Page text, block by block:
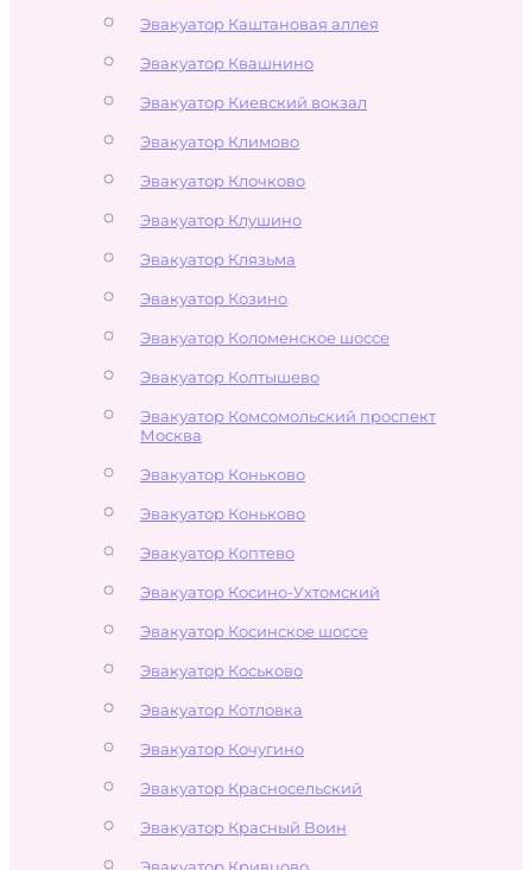
Эвакуатор Каштановая аллея
Эвакуатор Квашнино
Эвакуатор Киевский вокзал
Эвакуатор Климово
Эвакуатор Клочково
Эвакуатор Клушино
Эвакуатор Клязьма
Эвакуатор Козино
Эвакуатор Коломенское шоссе
Эвакуатор Колтышево
Эвакуатор Комсомольский проспект
Москва
Эвакуатор Коньково
Эвакуатор Коньково
Эвакуатор Коптево
Эвакуатор Косино-Ухтомский
Эвакуатор Косинское шоссе
Эвакуатор Коськово
Эвакуатор Котловка
Эвакуатор Кочугино
Эвакуатор Красносельский
Эвакуатор Красный Воин